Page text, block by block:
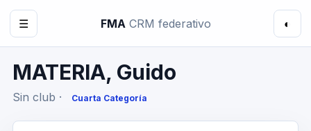
☰ FMA CRM federativo ◐
MATERIA, Guido
Sin club · Cuarta Categoría